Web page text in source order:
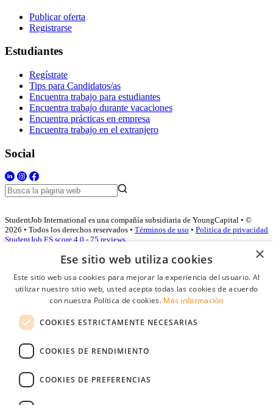
Publicar oferta
Registrarse
Estudiantes
Regístrate
Tips para Candidatos/as
Encuentra trabajo para estudiantes
Encuentra trabajo durante vacaciones
Encuentra prácticas en empresa
Encuentra trabajo en el extranjero
Social
StudentJob International es una compañía subsidiaria de YoungCapital • ©
2026 • Todos los derechos reservados • Términos de uso • Politica de privacidad
StudentJob ES score 4.0 - 75 reviews
Acceso empresas
Contraseña
Recordarme
Conectarse
Registro gratuito empresas
×
Ese sitio web utiliza cookies
Este sitio web usa cookies para mejorar la experiencia del usuario. Al
utilizar nuestro sitio web, usted acepta todas las cookies de acuerdo
con nuestra Política de cookies. Más información
COOKIES ESTRICTAMENTE NECESARIAS
COOKIES DE RENDIMIENTO
COOKIES DE PREFERENCIAS